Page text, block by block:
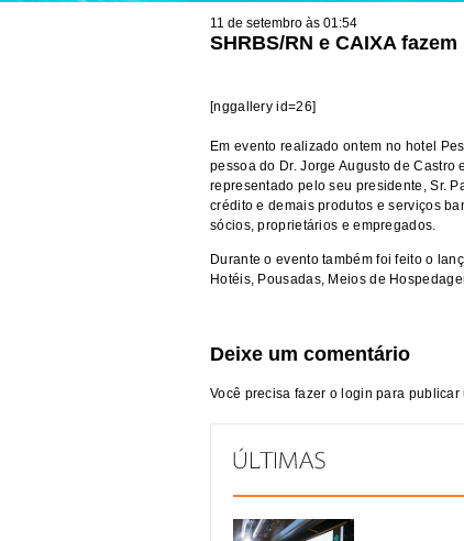
11 de setembro às 01:54
SHRBS/RN e CAIXA
[nggallery id=26]
Em evento realizado ontem no hotel
pessoa do Dr. Jorge Augusto de
representado pelo seu presidente, Sr.
crédito e demais produtos e serviços
sócios, proprietários e empregados.
Durante o evento também foi feito o
Hotéis, Pousadas, Meios de
Deixe um comentário
Você precisa fazer o login para publicar